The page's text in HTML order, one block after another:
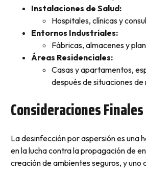
Instalaciones de Salud:
Hospitales, clínicas y
Entornos Industriales:
Fábricas, almacenes y
Áreas Residenciales:
Casas y apartamentos,
después de situaciones de
Consideraciones Finales
La desinfección por aspersión es una
en la lucha contra la propagación de
creación de ambientes seguros, y uno